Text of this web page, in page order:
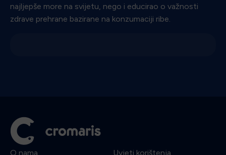
najljepše more na svijetu, nego i educirao o važnosti
zdrave prehrane bazirane na konzumaciji ribe.
O nama
Uvjeti korištenja